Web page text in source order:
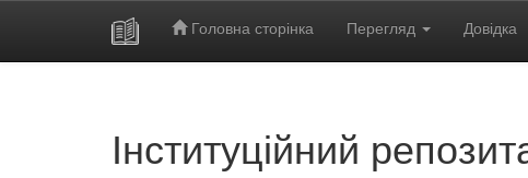
Головна сторінка Перегляд Довідка
Інституційний